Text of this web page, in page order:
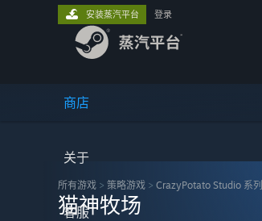
商店
关于
客服
安装蒸汽平台 登录
所有游戏 > 策略‎游戏 > CrazyPotato Studio 系列
猫神牧场